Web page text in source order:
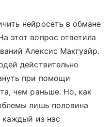
нейросеть в обмане
этот вопрос ответила
Алексис Макгуайр.
действительно
при помощи
чем раньше. Но, как
лишь половина
каждый из нас